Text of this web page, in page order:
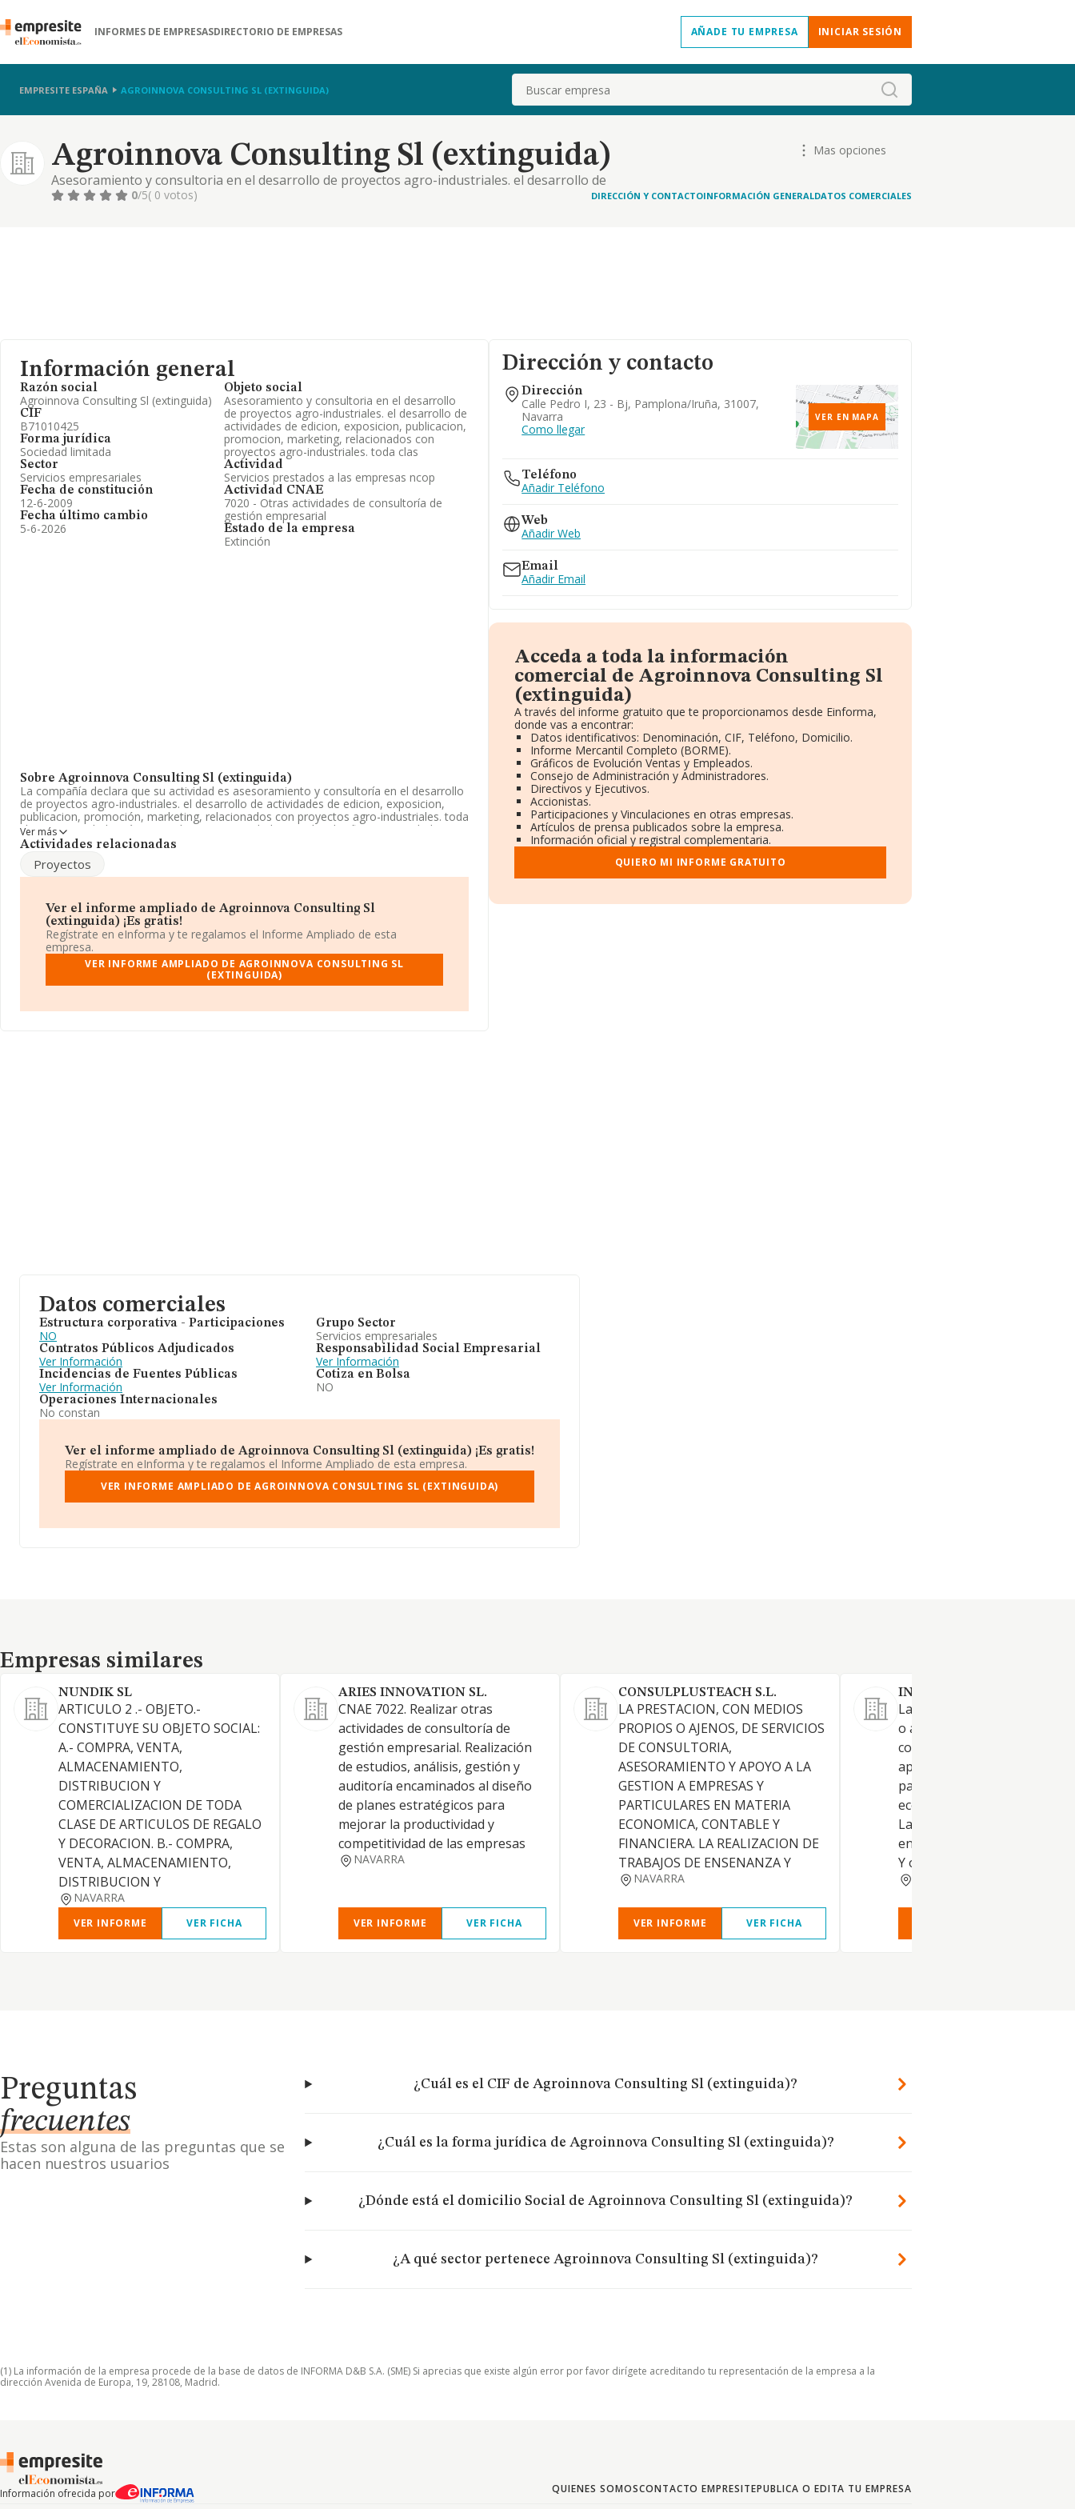
INFORMES DE EMPRESASDIRECTORIO DE EMPRESAS AÑADE TU EMPRESA INICIAR SESIÓN
EMPRESITE ESPAÑA AGROINNOVA CONSULTING SL (EXTINGUIDA) Buscar
Agroinnova Consulting Sl (extinguida)
Asesoramiento y consultoria en el desarrollo de proyectos agro-industriales. el desarrollo de
actividades de edicion, exposicion, publicacion, promocion, marketing, relacionados con proyectos
Mas opciones
0/5( 0 votos) DIRECCIÓN Y CONTACTOINFORMACIÓN GENERALDATOS COMERCIALES
Información general
Razón social
Agroinnova Consulting Sl (extinguida)
CIF
B71010425
Forma jurídica
Sociedad limitada
Sector
Servicios empresariales
Fecha de constitución
12-6-2009
Fecha último cambio
5-6-2026
Objeto social
Asesoramiento y consultoria en el desarrollo
de proyectos agro-industriales. el desarrollo de
actividades de edicion, exposicion, publicacion,
promocion, marketing, relacionados con
proyectos agro-industriales. toda clas
Actividad
Servicios prestados a las empresas ncop
Actividad CNAE
7020 - Otras actividades de consultoría de
gestión empresarial
Estado de la empresa
Extinción
Sobre Agroinnova Consulting Sl (extinguida)
La compañía declara que su actividad es asesoramiento y consultoría en el desarrollo
de proyectos agro-industriales. el desarrollo de actividades de edicion, exposicion,
publicacion, promoción, marketing, relacionados con proyectos agro-industriales. toda
clas. La sociedad está registrada como Sociedad Limitada. Clasifica su actividad CNAE
como '%cnae%', código 7020. La compañía no tiene actividad en mercados exteriores.
La sociedadAgroinnova Consulting S.L (extinguida)
situada en Calle Pedro I núm. 23 Bj, (31007), Pamplona, Navarra.
En relación con el sector y disponiendo de los datos de hasta 72.271 empresas, la
facturación en el ámbito nacional alcanza los 15.184 millones de euros y el promedio
de la facturación de ventas entre todas las compañías asciende a los 210 mil euros.
Teniendo en cuenta la información sobre Navarra, en la base de datos INFORMA
constan 695 empresas, cuyas ventas han obtenido los 97 millones de euros. Por
último, con el fin de ampliar la información relativa al ámbito de la empresa, los
empleados de media son 2. La media de antigüedad desde la constitución es de 13
Ver más
Actividades relacionadas
Proyectos
Ver el informe ampliado de Agroinnova Consulting Sl
(extinguida) ¡Es gratis!
Regístrate en eInforma y te regalamos el Informe Ampliado de esta
empresa.
VER INFORME AMPLIADO DE AGROINNOVA CONSULTING SL
(EXTINGUIDA)
Dirección y contacto
Dirección
Calle Pedro I, 23 - Bj, Pamplona/iruña, 31007,
Navarra
Como llegar
VER EN MAPA
Teléfono
Añadir Teléfono
Web
Añadir Web
Email
Añadir Email
Acceda a toda la información
comercial de Agroinnova Consulting Sl
(extinguida)
A través del informe gratuito que te proporcionamos desde Einforma,
donde vas a encontrar:
Datos identificativos: Denominación, CIF, Teléfono, Domicilio.
Informe Mercantil Completo (BORME).
Gráficos de Evolución Ventas y Empleados.
Consejo de Administración y Administradores.
Directivos y Ejecutivos.
Accionistas.
Participaciones y Vinculaciones en otras empresas.
Artículos de prensa publicados sobre la empresa.
Información oficial y registral complementaria.
QUIERO MI INFORME GRATUITO
Datos comerciales
Estructura corporativa - Participaciones
NO
Contratos Públicos Adjudicados
Ver Información
Incidencias de Fuentes Públicas
Ver Información
Operaciones Internacionales
No constan
Grupo Sector
Servicios empresariales
Responsabilidad Social Empresarial
Ver Información
Cotiza en Bolsa
NO
Ver el informe ampliado de Agroinnova Consulting Sl (extinguida) ¡Es gratis!
Regístrate en eInforma y te regalamos el Informe Ampliado de esta empresa.
VER INFORME AMPLIADO DE AGROINNOVA CONSULTING SL (EXTINGUIDA)
Empresas similares
Empresas similares
NUNDIK SL
ARTICULO 2 .- OBJETO.-
CONSTITUYE SU OBJETO SOCIAL:
A.- COMPRA, VENTA,
ALMACENAMIENTO,
DISTRIBUCION Y
COMERCIALIZACION DE TODA
CLASE DE ARTICULOS DE REGALO
Y DECORACION. B.- COMPRA,
VENTA, ALMACENAMIENTO,
DISTRIBUCION Y
NAVARRA
VER INFORME VER FICHA
ARIES INNOVATION SL.
CNAE 7022. Realizar otras
actividades de consultoría de
gestión empresarial. Realización
de estudios, análisis, gestión y
auditoría encaminados al diseño
de planes estratégicos para
mejorar la productividad y
competitividad de las empresas
NAVARRA
VER INFORME VER FICHA
CONSULPLUSTEACH S.L.
LA PRESTACION, CON MEDIOS
PROPIOS O AJENOS, DE SERVICIOS
DE CONSULTORIA,
ASESORAMIENTO Y APOYO A LA
GESTION A EMPRESAS Y
PARTICULARES EN MATERIA
ECONOMICA, CONTABLE Y
FINANCIERA. LA REALIZACION DE
TRABAJOS DE ENSENANZA Y
NAVARRA
VER INFORME VER FICHA
La prestación con medios
o ajenos, de servicios de
consultoría, asesoramiento y
apoyo a la gestión a
particulares en materia
económica, contable y
La realización de trabajos de
enseñanza y cursos de
Y otras
Preguntas
frecuentes
Estas son alguna de las preguntas que se
hacen nuestros usuarios
¿Cuál es el CIF de Agroinnova Consulting Sl (extinguida)?
¿Cuál es la forma jurídica de Agroinnova Consulting Sl (extinguida)?
¿Dónde está el domicilio Social de Agroinnova Consulting Sl (extinguida)?
¿A qué sector pertenece Agroinnova Consulting Sl (extinguida)?
(1) La información de la empresa procede de la base de datos de INFORMA D&B S.A. (SME) Si aprecias que existe algún error por favor dirígete acreditando tu representación de la empresa a la
dirección Avenida de Europa, 19, 28108, Madrid.
Información ofrecida por QUIENES SOMOSCONTACTO EMPRESITEPUBLICA O EDITA TU EMPRESA